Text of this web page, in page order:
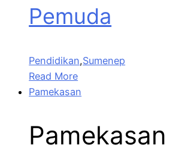
Pemuda
Pendidikan,Sumenep
Read More
Pamekasan
Pamekasan